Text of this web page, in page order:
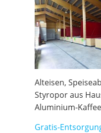
Alteisen,
Styropor aus
Aluminium-
Gratis-